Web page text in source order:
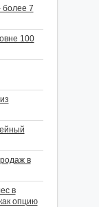
более 7
100
в
в
опцию